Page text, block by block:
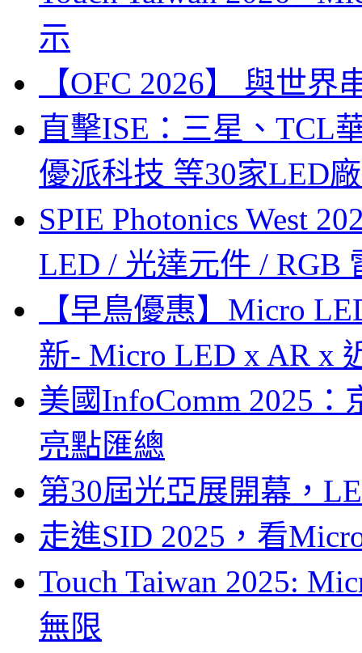
示
【OFC 2026】 與世界
直擊ISE：三星、TCL
優派科技 等30家LED
SPIE Photonics West
LED / 光達元件 / RGB
【早鳥優惠】Micro
新- Micro LED x AR x
美國InfoComm 2025
亮點匯總
第30屆光亞展開幕，
走進SID 2025，看
Touch Taiwan 2025:
無限